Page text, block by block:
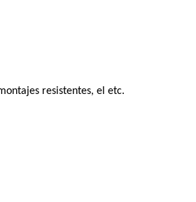
resistentes, el etc.